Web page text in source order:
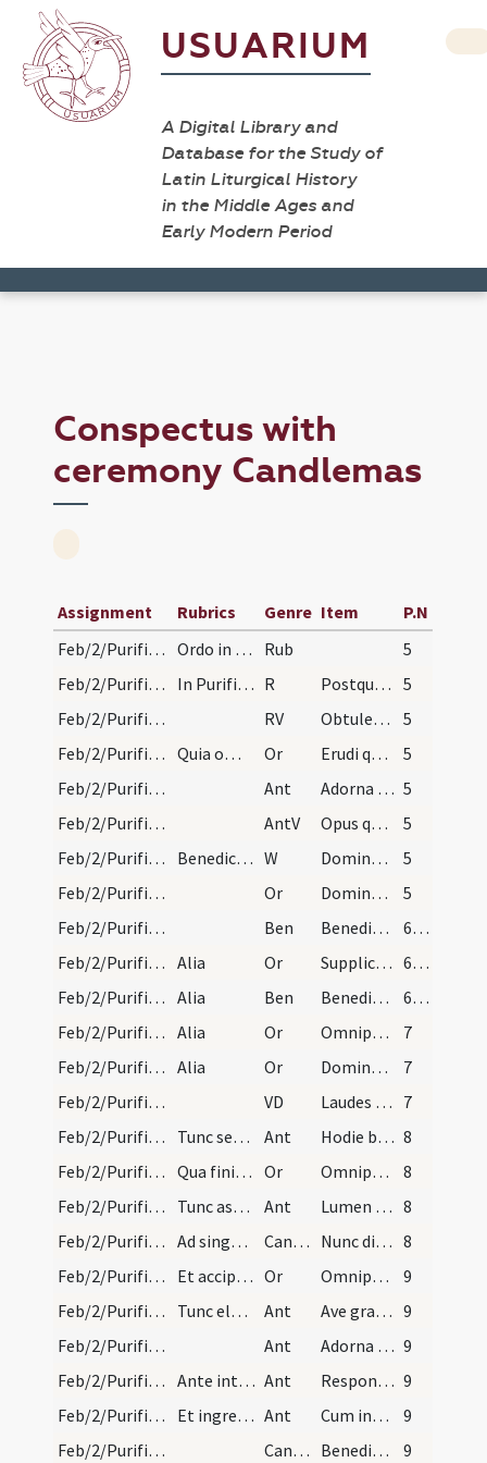
USUARIUM
A Digital Library and
Database for the Study of
Latin Liturgical History
in the Middle Ages and
Early Modern Period
Conspectus with
ceremony Candlemas
Assignment Rubrics Genre Item
P.N
Feb/2/Purificatio BMV/Candlemas/1
Ordo in Purificatione sanctae Mariae. Rub
5
Feb/2/Purificatio BMV/Candlemas
In Purificatione sanctae Mariae tertia percantata… R Postquam impleti sunt
5
Feb/2/Purificatio BMV/Candlemas
RV Obtulerunt pro eo
5
Feb/2/Purificatio BMV/Candlemas/1
Quia omne. Sequitur oratio. Or Erudi quaesumus Domine plebem tuam ... luce concede.
5
Feb/2/Purificatio BMV/Candlemas/1
Ant Adorna thalamum tuum Sion 5
Feb/2/Purificatio BMV/Candlemas
AntV Opus quod operatus
5
Feb/2/Purificatio BMV/Candlemas/1
Benedictio cereorum. W Dominus vobiscum
5
Feb/2/Purificatio BMV/Candlemas/2
Or Domine Deus creator caeli et terrae Rex regum ... pretioso sanguine Filii tui.
5
Feb/2/Purificatio BMV/Candlemas/1
Ben Benedic Domine Iesu Christe hanc creaturam cerae ... servientes tibi.
6 (4r)
Feb/2/Purificatio BMV/Candlemas/3
Alia Or Supplices quaesumus te Domine deprecamur ut emittas ... esse munitos.
6 (4r)
Feb/2/Purificatio BMV/Candlemas/2
Alia Ben Benedico te cera in nomine sanctae Trinitatis
6 (4r)
Feb/2/Purificatio BMV/Candlemas/4
Alia Or Omnipotens sempiterne Deus qui hodierna die Unigenitum tuum ulnis ... repraesentari mereamur.
7
Feb/2/Purificatio BMV/Candlemas/5
Alia Or Domine Iesu Christe lux vera qui illuminas ... pervenire mereamur.
7
Feb/2/Purificatio BMV/Candlemas
VD Laudes assiduas 7
Feb/2/Purificatio BMV/Candlemas/2
Tunc sequitur. Ant Hodie beata Virgo Maria 8
Feb/2/Purificatio BMV/Candlemas/6
Qua finita dicatur Or Omnipotens sempiterne Deus qui per Moysen famulum tuum ... mentibus interius.
8
Feb/2/Purificatio BMV/Candlemas/3
Tunc aspergantur cerei et turificentur et illumin… Ant Lumen ad revelationem gentium 8
Feb/2/Purificatio BMV/Candlemas/1
Ad singulos vero CantNT Nunc dimittis 8
Feb/2/Purificatio BMV/Candlemas/7
Et accipiant singuli cereos de manu sacerdotis. S… Or Omnipotens sempiterne Deus qui Unigenitum tuum ante tempora ... mereamur irradiari.
9
Feb/2/Purificatio BMV/Candlemas/4
Tunc elevatis sanctorum reliquiis procedat cum Ant Ave gratia plena Dei Genitrix 9
Feb/2/Purificatio BMV/Candlemas/5
Ant Adorna thalamum tuum Sion 9
Feb/2/Purificatio BMV/Candlemas/6
Ante introitum. Ant Responsum accepit 9
Feb/2/Purificatio BMV/Candlemas/7
Et ingrediente ecclesiam cantent Ant Cum inducerent puerum
9
Feb/2/Purificatio BMV/Candlemas/2
CantNT Benedictus Dominus 9